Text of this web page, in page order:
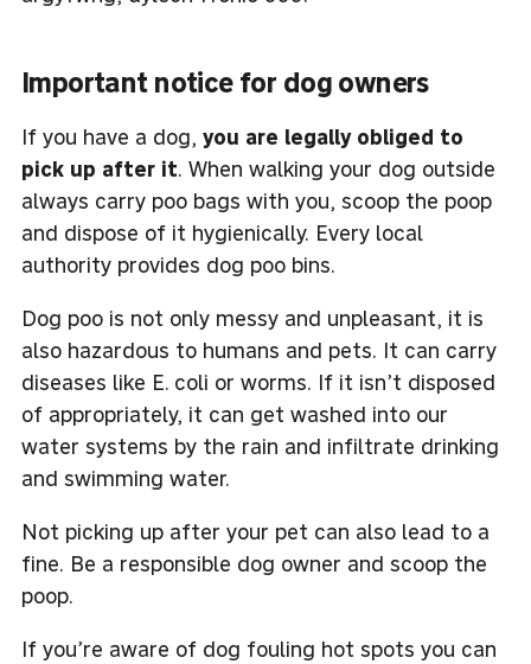
Important notice for dog owners
If you have a dog, you are legally obliged to
pick up after it. When walking your dog outside
always carry poo bags with you, scoop the poop
and dispose of it hygienically. Every local
authority provides dog poo bins.
Dog poo is not only messy and unpleasant, it is
also hazardous to humans and pets. It can carry
diseases like E. coli or worms. If it isn’t disposed
of appropriately, it can get washed into our
water systems by the rain and infiltrate drinking
and swimming water.
Not picking up after your pet can also lead to a
fine. Be a responsible dog owner and scoop the
poop.
If you’re aware of dog fouling hot spots you can